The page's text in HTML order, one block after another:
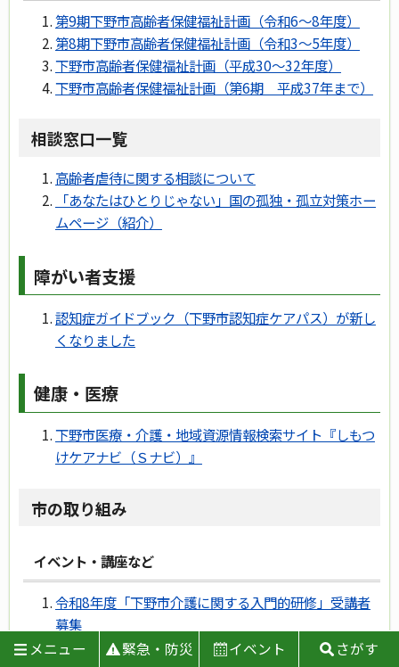
第9期下野市高齢者保健福祉計画（令和6～8年度）
第8期下野市高齢者保健福祉計画（令和3～5年度）
下野市高齢者保健福祉計画（平成30～32年度）
下野市高齢者保健福祉計画（第6期 平成37年まで）
相談窓口一覧
高齢者虐待に関する相談について
「あなたはひとりじゃない」国の孤独・孤立対策ホー
ムページ（紹介）
障がい者支援
認知症ガイドブック（下野市認知症ケアパス）が新し
くなりました
健康・医療
下野市医療・介護・地域資源情報検索サイト『しもつ
けケアナビ（Ｓナビ）』
市の取り組み
イベント・講座など
令和8年度「下野市介護に関する入門的研修」受講者
募集
一般介護予防事業
メニュー 緊急・防災 イベント さがす